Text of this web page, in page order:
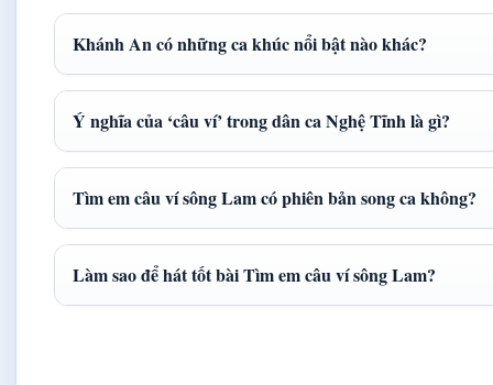
Khánh An có những ca khúc nổi bật nào khác?
Ý nghĩa của ‘câu ví’ trong dân ca Nghệ Tĩnh là gì?
Tìm em câu ví sông Lam có phiên bản song ca không?
Làm sao để hát tốt bài Tìm em câu ví sông Lam?